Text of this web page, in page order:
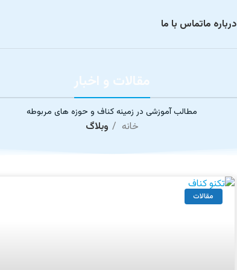
درباره ماتماس با ما
مقالات و اخبار
مطالب آموزشی در زمینه کناف و حوزه های مربوطه
خانه وبلاگ
مقالات